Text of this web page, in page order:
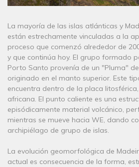
La mayoría de las islas atlánticas y
están estrechamente vinculadas a la
proceso que comenzó alrededor de
y que continúa hoy. El grupo formado
Porto Santo provenía de un "Pluma"
originado en el manto superior. Este
encuentra dentro de la placa
africana. El punto caliente es una
episódicamente material volcánico,
mientras se mueve hacia WE, dando
archipiélago de grupo de islas.
La evolución geomorfológica de
actual es consecuencia de la forma,